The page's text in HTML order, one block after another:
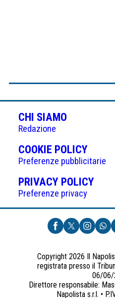
CHI SIAMO
Redazione
COOKIE POLICY(APRE
IN
UNA
NUOVA
Preferenze pubblicitarie
PRIVACY POLICY(APRE
UNA
Preferenze privacy
Copyright 2026 Il
registrata presso il
06/06/
Direttore responsabile:
Napolista s.r.l. •